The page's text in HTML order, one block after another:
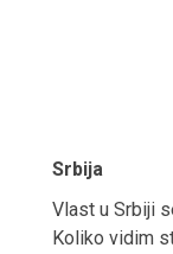
Srbija
Vlast u Srbiji
Koliko vidim